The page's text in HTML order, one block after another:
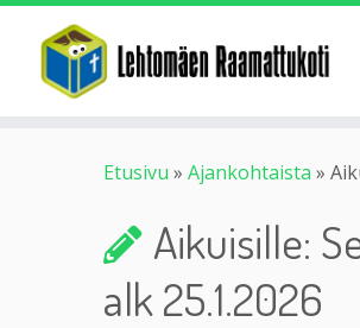
Etusivu » Ajankohtaista »
Aikuisille:
alk 25.1.2026